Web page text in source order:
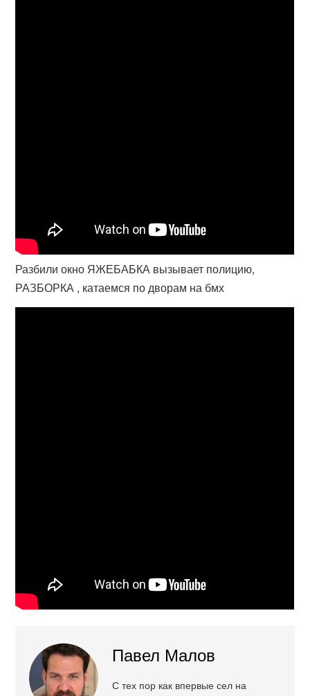
Разбили окно ЯЖЕБАБКА вызывает полицию,
РАЗБОРКА , катаемся по дворам на бмх
Павел Малов
С тех пор как впервые сел на